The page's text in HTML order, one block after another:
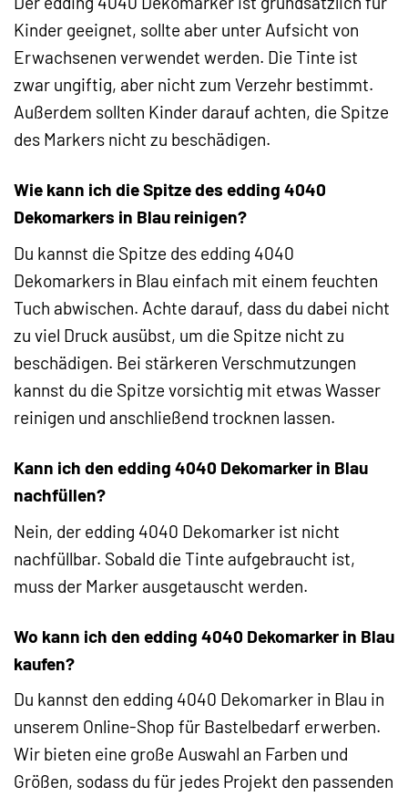
Kinder geeignet, sollte aber unter Aufsicht von
Erwachsenen verwendet werden. Die Tinte ist
zwar ungiftig, aber nicht zum Verzehr bestimmt.
Außerdem sollten Kinder darauf achten, die Spitze
des Markers nicht zu beschädigen.
Wie kann ich die Spitze des edding 4040
Dekomarkers in Blau reinigen?
Du kannst die Spitze des edding 4040
Dekomarkers in Blau einfach mit einem feuchten
Tuch abwischen. Achte darauf, dass du dabei nicht
zu viel Druck ausübst, um die Spitze nicht zu
beschädigen. Bei stärkeren Verschmutzungen
kannst du die Spitze vorsichtig mit etwas Wasser
reinigen und anschließend trocknen lassen.
Kann ich den edding 4040 Dekomarker in Blau
nachfüllen?
Nein, der edding 4040 Dekomarker ist nicht
nachfüllbar. Sobald die Tinte aufgebraucht ist,
muss der Marker ausgetauscht werden.
Wo kann ich den edding 4040 Dekomarker in Blau
kaufen?
Du kannst den edding 4040 Dekomarker in Blau in
unserem Online-Shop für Bastelbedarf erwerben.
Wir bieten eine große Auswahl an Farben und
Größen, sodass du für jedes Projekt den passenden